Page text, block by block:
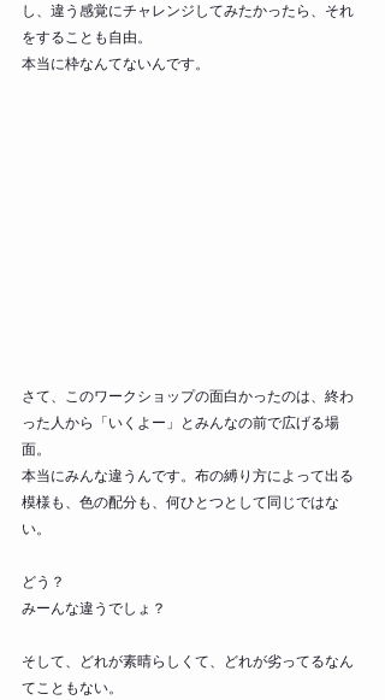
し、違う感覚にチャレンジしてみたかったら、それ
をすることも自由。
本当に枠なんてないんです。
さて、このワークショップの面白かったのは、終わ
った人から「いくよー」とみんなの前で広げる場
面。
本当にみんな違うんです。布の縛り方によって出る
模様も、色の配分も、何ひとつとして同じではな
い。
どう？
みーんな違うでしょ？
そして、どれが素晴らしくて、どれが劣ってるなん
てこともない。